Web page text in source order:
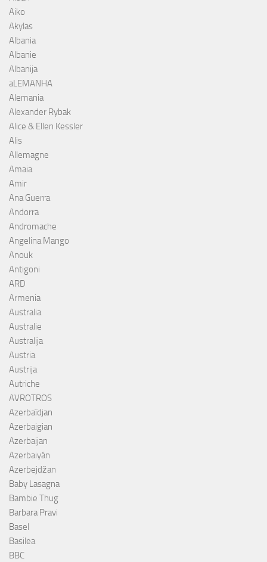
Aiko
Akylas
Albania
Albanie
Albanija
aLEMANHA
Alemania
Alexander Rybak
Alice & Ellen Kessler
Alis
Allemagne
Amaia
Amir
Ana Guerra
Andorra
Andromache
Angelina Mango
Anouk
Antigoni
ARD
Armenia
Australia
Australie
Australija
Austria
Austrija
Autriche
AVROTROS
Azerbaïdjan
Azerbaigian
Azerbaijan
Azerbaiyán
Azerbejdžan
Baby Lasagna
Bambie Thug
Barbara Pravi
Basel
Basilea
BBC